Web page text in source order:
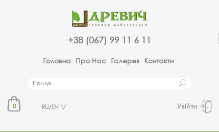
+38 (067) 99 11 6 11
Головна Про Нас Галерея Контакти
0 RU/EN Увійти